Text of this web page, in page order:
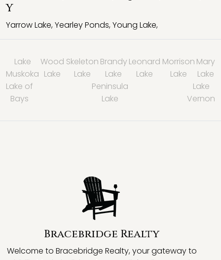
Y
Yarrow Lake,Yearley Ponds,Young Lake,
Lake
Muskoka
Wood
Lake
Skeleton
Lake
Brandy
Lake
Leonard
Lake
Morrison
Lake
Mary
Lake
Lake of
Bays
Peninsula
Lake
Lake
Vernon
Bracebridge Realty
Welcome to Bracebridge Realty, your gateway to